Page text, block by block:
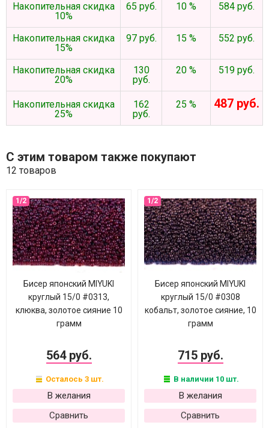
Накопительная скидка
10%
65 руб. 10 % 584 руб.
Накопительная скидка
15%
97 руб. 15 % 552 руб.
Накопительная скидка
20%
130
руб.
20 % 519 руб.
Накопительная скидка
25%
162
руб.
25 % 487 руб.
С этим товаром также покупают
12 товаров
Бисер японский MIYUKI
круглый 15/0 #0313,
клюква, золотое сияние 10
грамм
564 руб.
Осталось 3 шт.
В желания
Сравнить
Бисер японский MIYUKI
круглый 15/0 #0308
кобальт, золотое сияние, 10
грамм
715 руб.
В наличии 10 шт.
В желания
Сравнить